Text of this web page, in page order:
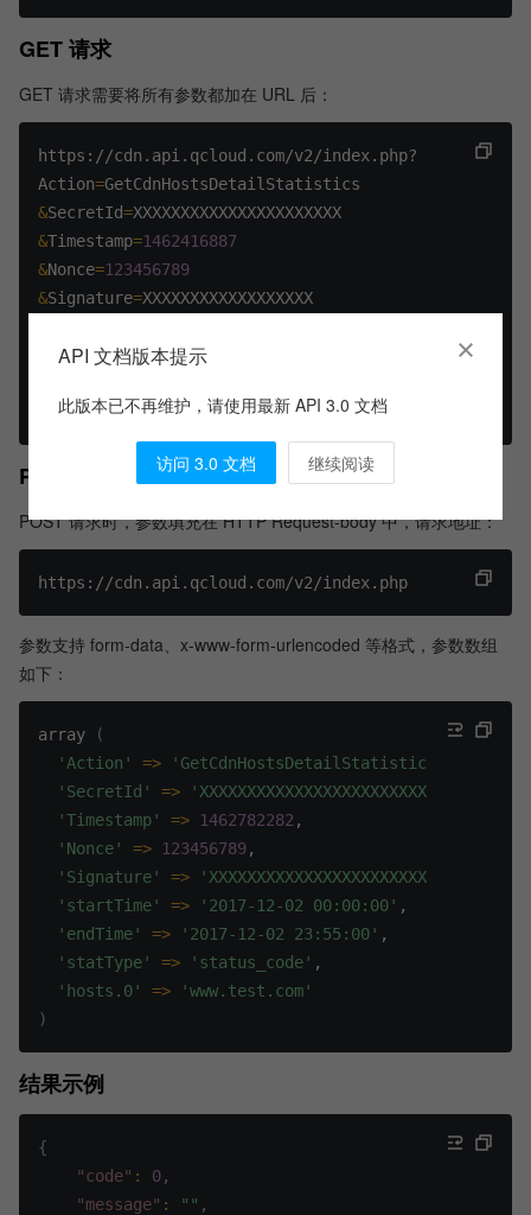
GET 请求
GET 请求需要将所有参数都加在 URL 后：
https://cdn.api.qcloud.com/v2/index.php?
Action=GetCdnHostsDetailStatistics
&SecretId=XXXXXXXXXXXXXXXXXXXXXX
&Timestamp=1462416887
&Nonce=123456789
&Signature=XXXXXXXXXXXXXXXXXX
endTime=2017-12-02+23%3A55%3A50
hosts.0=www.test.com
POST 请求
POST 请求时，参数填充在 HTTP Request-body 中，请求地址：
https://cdn.api.qcloud.com/v2/index.php
参数支持 form-data、x-www-form-urlencoded 等格式，参数数组
如下：
array
(
'Action'
=> 'GetCdnHostsDetailStatistics'
'SecretId'
=> 'XXXXXXXXXXXXXXXXXXXXXXXXXXXX'
'Timestamp'
=> 1462782282 ,
'Nonce'
=> 123456789,
'Signature'
=> 'XXXXXXXXXXXXXXXXXXXXXXXX'
'startTime'
=> '2017-12-02 00:00:00' ,
'endTime'
=> '2017-12-02 23:55:00' ,
'statType'
=> 'status_code' ,
'hosts.0'
=>
'www.test.com'
)
结果示例
{
"code" : 0,
"message" : "" ,
API 文档版本提示
此版本已不再维护，请使用最新 API 3.0 文档
访问 3.0 文档 继续阅读